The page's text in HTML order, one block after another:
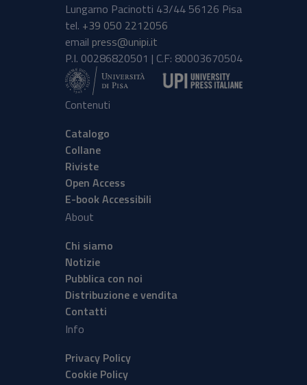
Lungarno Pacinotti 43/44 56126 Pisa
tel. +39 050 2212056
email press@unipi.it
P.I. 00286820501 | C.F: 80003670504
Contenuti
Catalogo
Collane
Riviste
Open Access
E-book Accessibili
About
Chi siamo
Notizie
Pubblica con noi
Distribuzione e vendita
Contatti
Info
Privacy Policy
Cookie Policy